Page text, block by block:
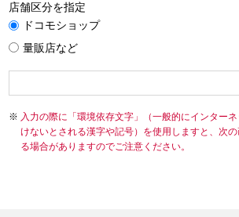
店舗区分を指定
ドコモショップ
量販店など
入力の際に「環境依存文字」（一般的にインター
けないとされる漢字や記号）を使用しますと、次
る場合がありますのでご注意ください。